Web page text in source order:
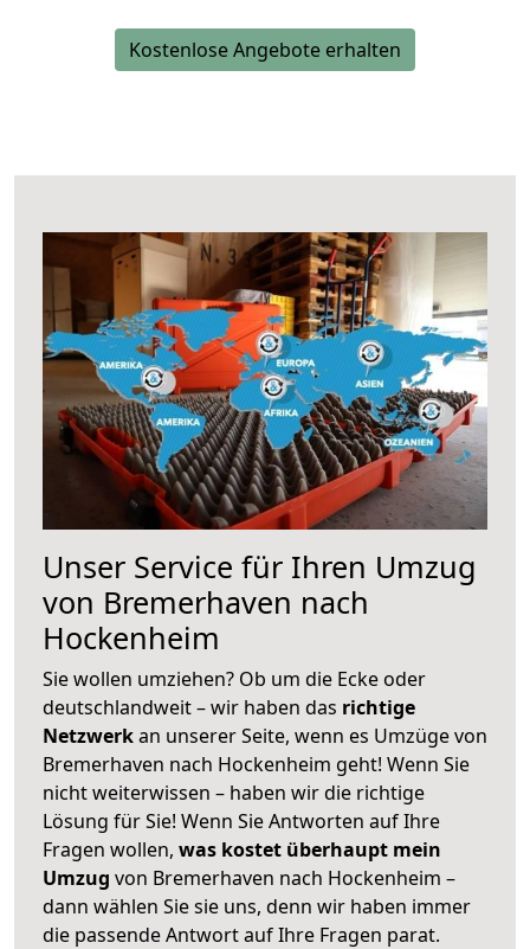
Kostenlose Angebote erhalten
Unser Service für Ihren Umzug
von Bremerhaven nach
Hockenheim
Sie wollen umziehen? Ob um die Ecke oder
deutschlandweit – wir haben das richtige
Netzwerkan unserer Seite, wenn es Umzüge von
Bremerhaven nach Hockenheim geht! Wenn Sie
nicht weiterwissen – haben wir die richtige
Lösung für Sie! Wenn Sie Antworten auf Ihre
Fragen wollen, was kostet überhaupt mein
Umzug von Bremerhaven nach Hockenheim –
dann wählen Sie sie uns, denn wir haben immer
die passende Antwort auf Ihre Fragen parat.